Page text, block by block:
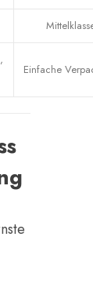
Einfache